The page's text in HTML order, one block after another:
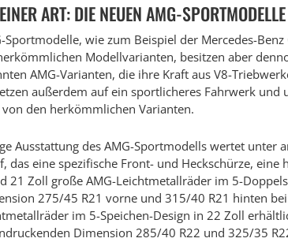
ART: DIE NEUEN AMG-SPORTMODELLE
Sportmodelle, wie zum Beispiel der Mercedes-Benz
Modellvarianten, besitzen aber
AMG-Varianten, die ihre Kraft aus V8-
außerdem auf ein sportlicheres Fahrwerk und
den herkömmlichen Varianten.
Ausstattung des AMG-Sportmodells wertet unter
das eine spezifische Front- und Heckschürze, eine
21 Zoll große AMG-Leichtmetallräder im 5-
275/45 R21 vorne und 315/40 R21 hinten
im 5-Speichen-Design in 22 Zoll
Dimension 285/40 R22 und 325/35